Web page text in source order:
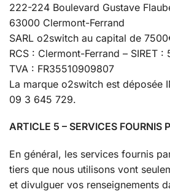
222-224 Boulevard Gustave
63000 Clermont-Ferrand
SARL o2switch au capital de
RCS : Clermont-Ferrand – SIRET
TVA : FR35510909807
La marque o2switch est déposée
09 3 645 729.
ARTICLE 5 – SERVICES FOURNIS
En général, les services fournis
tiers que nous utilisons vont
et divulguer vos renseignements